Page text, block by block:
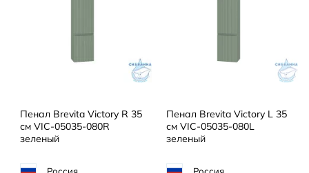
Пенал Brevita Victory R 35
см VIC-05035-080R
зеленый
Россия
Пенал Brevita Victory L 35
см VIC-05035-080L
зеленый
Россия